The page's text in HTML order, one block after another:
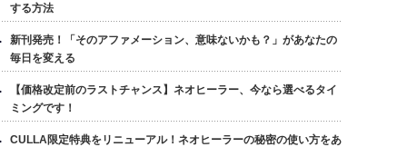
する方法
新刊発売！「そのアファメーション、意味ないかも？」があなたの
毎日を変える
【価格改定前のラストチャンス】ネオヒーラー、今なら選べるタイ
ミングです！
CULLA限定特典をリニューアル！ネオヒーラーの秘密の使い方をあ